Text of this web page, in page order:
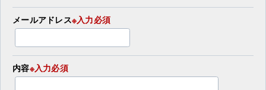
メールアドレス※入力必須
内容※入力必須